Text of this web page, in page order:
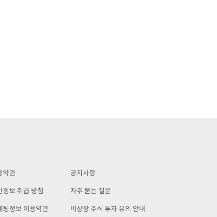
약관
정보 취급 방침
팅정보 이용약관
공지사항
자주 묻는 질문
비상장 주식 투자 유의 안내